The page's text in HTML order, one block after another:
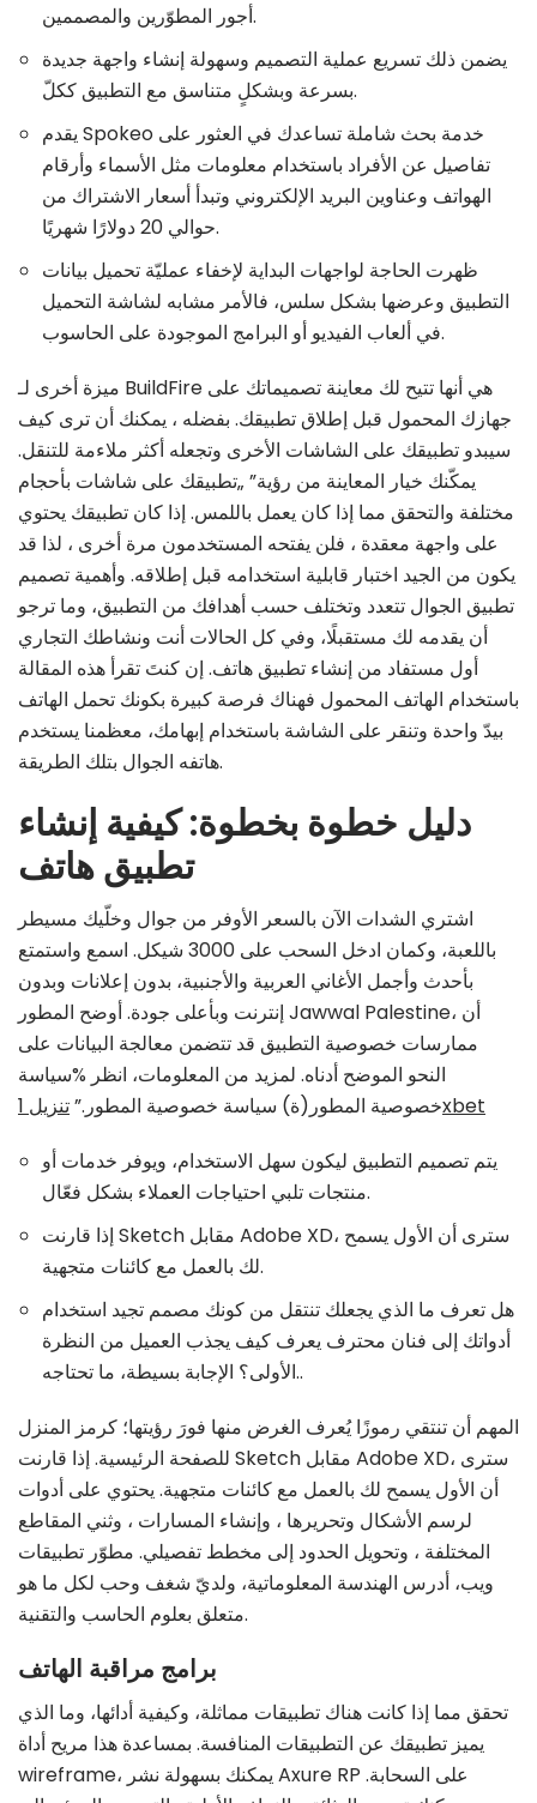
أجور المطوّرين والمصممين.
يضمن ذلك تسريع عملية التصميم وسهولة إنشاء واجهة جديدة
بسرعة وبشكلٍ متناسق مع التطبيق ككلّ.
يقدم Spokeo خدمة بحث شاملة تساعدك في العثور على
تفاصيل عن الأفراد باستخدام معلومات مثل الأسماء وأرقام
الهواتف وعناوين البريد الإلكتروني وتبدأ أسعار الاشتراك من
حوالي 20 دولارًا شهريًا.
ظهرت الحاجة لواجهات البداية لإخفاء عمليّة تحميل بيانات
التطبيق وعرضها بشكل سلس، فالأمر مشابه لشاشة التحميل
في ألعاب الفيديو أو البرامج الموجودة على الحاسوب.
ميزة أخرى لـ BuildFire هي أنها تتيح لك معاينة تصميماتك على
جهازك المحمول قبل إطلاق تطبيقك. بفضله ، يمكنك أن ترى كيف
سيبدو تطبيقك على الشاشات الأخرى وتجعله أكثر ملاءمة للتنقل.
يمكّنك خيار المعاينة من رؤية” „تطبيقك على شاشات بأحجام
مختلفة والتحقق مما إذا كان يعمل باللمس. إذا كان تطبيقك يحتوي
على واجهة معقدة ، فلن يفتحه المستخدمون مرة أخرى ، لذا قد
يكون من الجيد اختبار قابلية استخدامه قبل إطلاقه. وأهمية تصميم
تطبيق الجوال تتعدد وتختلف حسب أهدافك من التطبيق، وما ترجو
أن يقدمه لك مستقبلًا، وفي كل الحالات أنت ونشاطك التجاري
أول مستفاد من إنشاء تطبيق هاتف. إن كنتَ تقرأ هذه المقالة
باستخدام الهاتف المحمول فهناك فرصة كبيرة بكونك تحمل الهاتف
بيدّ واحدة وتنقر على الشاشة باستخدام إبهامك، معظمنا يستخدم
هاتفه الجوال بتلك الطريقة.
دليل خطوة بخطوة: كيفية إنشاء
تطبيق هاتف
اشتري الشدات الآن بالسعر الأوفر من جوال وخلّيك مسيطر
باللعبة، وكمان ادخل السحب على 3000 شيكل. اسمع واستمتع
بأحدث وأجمل الأغاني العربية والأجنبية، بدون إعلانات وبدون
إنترنت وبأعلى جودة. أوضح المطور Jawwal Palestine، أن
ممارسات خصوصية التطبيق قد تتضمن معالجة البيانات على
النحو الموضح أدناه. لمزيد من المعلومات، انظر %سياسة
خصوصية المطور(ة) سياسة خصوصية المطور.”تنزيل 1xbet
يتم تصميم التطبيق ليكون سهل الاستخدام، ويوفر خدمات أو
منتجات تلبي احتياجات العملاء بشكل فعّال.
إذا قارنت Sketch مقابل Adobe XD، سترى أن الأول يسمح
لك بالعمل مع كائنات متجهية.
هل تعرف ما الذي يجعلك تنتقل من كونك مصمم تجيد استخدام
أدواتك إلى فنان محترف يعرف كيف يجذب العميل من النظرة
الأولى؟ الإجابة بسيطة، ما تحتاجه..
المهم أن تنتقي رموزًا يُعرف الغرض منها فورَ رؤيتها؛ كرمز المنزل
للصفحة الرئيسية. إذا قارنت Sketch مقابل Adobe XD، سترى
أن الأول يسمح لك بالعمل مع كائنات متجهية. يحتوي على أدوات
لرسم الأشكال وتحريرها ، وإنشاء المسارات ، وثني المقاطع
المختلفة ، وتحويل الحدود إلى مخطط تفصيلي. مطوّر تطبيقات
ويب، أدرس الهندسة المعلوماتية، ولديّ شغف وحب لكل ما هو
متعلق بعلوم الحاسب والتقنية.
برامج مراقبة الهاتف
تحقق مما إذا كانت هناك تطبيقات مماثلة، وكيفية أدائها، وما الذي
يميز تطبيقك عن التطبيقات المنافسة. بمساعدة هذا مريح أداة
wireframe، يمكنك بسهولة نشر Axure RP على السحابة.